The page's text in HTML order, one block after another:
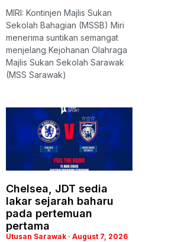
MIRI: Kontinjen Majlis Sukan
Sekolah Bahagian (MSSB) Miri
menerima suntikan semangat
menjelang Kejohanan Olahraga
Majlis Sukan Sekolah Sarawak
(MSS Sarawak)
Chelsea, JDT sedia
lakar sejarah baharu
pada pertemuan
pertama
Utusan Sarawak August 7, 2026